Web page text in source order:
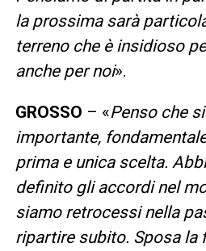
la prossima sarà
terreno che è insidioso
anche per noi».
GROSSO – «Penso che
importante,
prima e unica scelta.
definito gli accordi nel
siamo retrocessi nella
ripartire subito. Sposa la